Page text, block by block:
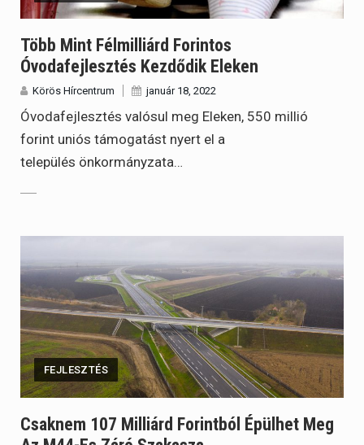
Több Mint Félmilliárd Forintos
Óvodafejlesztés Kezdődik Eleken
Körös Hírcentrum január 18, 2022
Óvodafejlesztés valósul meg Eleken, 550 millió
forint uniós támogatást nyert el a
település önkormányzata…
FEJLESZTÉS
Csaknem 107 Milliárd Forintból Épülhet Meg